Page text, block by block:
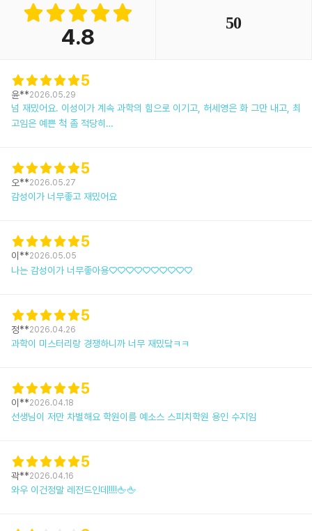
4.8
50
5
윤**2026.05.29
넘 재밌어요. 이성이가 계속 과학의 힘으로 이기고, 허세영은 화 그만 내고, 최
고임은 예쁜 척 좀 적당히…
5
오**2026.05.27
감성이가 너무좋고 재밌어요
5
이**2026.05.05
나는 감성이가 너무좋아용♡♡♡♡♡♡♡♡♡♡
5
정**2026.04.26
과학이 미스터리랑 경쟁하니까 너무 재밌닼ㅋㅋ
5
이**2026.04.18
선생님이 저만 차별해요 학원이름 예소스 스피치학원 용인 수지임
5
곽**2026.04.16
와우 이건정말 레전드인데!!!!🖕🖕